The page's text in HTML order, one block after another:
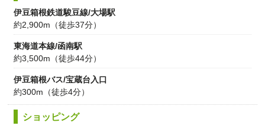
伊豆箱根鉄道駿豆線/大場駅
約2,900m（徒歩37分）
東海道本線/函南駅
約3,500m（徒歩44分）
伊豆箱根バス/宝蔵台入口
約300m（徒歩4分）
ショッピング